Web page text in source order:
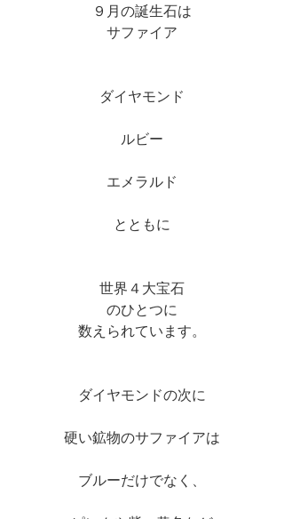
９月の誕生石は
サファイア
ダイヤモンド
ルビー
エメラルド
とともに
世界４大宝石
のひとつに
数えられています。
ダイヤモンドの次に
硬い鉱物のサファイアは
ブルーだけでなく、